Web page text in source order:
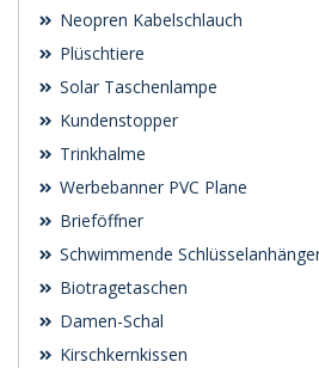
Neopren Kabelschlauch
Plüschtiere
Solar Taschenlampe
Kundenstopper
Trinkhalme
Werbebanner PVC Plane
Brieföffner
Schwimmende
Biotragetaschen
Damen-Schal
Kirschkernkissen